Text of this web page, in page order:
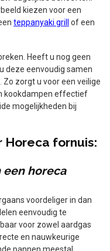
dagelijkse behoeften.
kiezen voor een
teppanyaki grill
Heeft u nog geen
u deze eenvoudig samen
zorgt u voor een veilige
kookdampen effectief
mogelijkheden bij
Horeca fornuis:
een horeca
voordeliger in dan
eenvoudig te
voor zowel aardgas
en nauwkeurige